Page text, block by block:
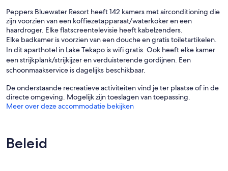
Peppers Bluewater Resort heeft 142 kamers met airconditioning die
zijn voorzien van een koffiezetapparaat/waterkoker en een
haardroger. Elke flatscreentelevisie heeft kabelzenders.
Elke badkamer is voorzien van een douche en gratis toiletartikelen.
In dit aparthotel in Lake Tekapo is wifi gratis. Ook heeft elke kamer
een strijkplank/strijkijzer en verduisterende gordijnen. Een
schoonmaakservice is dagelijks beschikbaar.
De onderstaande recreatieve activiteiten vind je ter plaatse of in de
directe omgeving. Mogelijk zijn toeslagen van toepassing.
Meer over deze accommodatie bekijken
Beleid